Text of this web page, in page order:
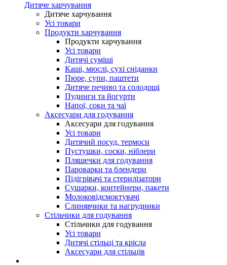
Дитяче харчування
Дитяче харчування
Усі товари
Продукти харчування
Продукти харчування
Усі товари
Дитячі суміші
Каші, мюслі, сухі сніданки
Пюре, супи, паштети
Дитяче печиво та солодощі
Пудинги та йогурти
Напої, соки та чаї
Аксесуари для годування
Аксесуари для годування
Усі товари
Дитячий посуд, термоси
Пустушки, соски, ніблери
Пляшечки для годування
Пароварки та блендери
Підігрівачі та стерилізатори
Сушарки, контейнери, пакети
Молоковідсмоктувачі
Слинявчики та нагрудники
Стільчики для годування
Стільчики для годування
Усі товари
Дитячі стільці та крісла
Аксесуари для стільців